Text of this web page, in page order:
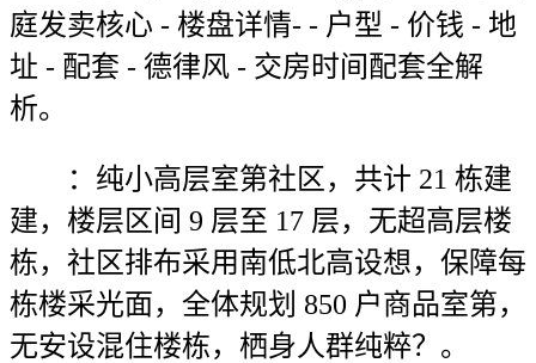
庭发卖核心 - 楼盘详情- - 户型 - 价钱 - 地
址 - 配套 - 德律风 - 交房时间配套全解
析。
：纯小高层室第社区，共计 21 栋建
建，楼层区间 9 层至 17 层，无超高层楼
栋，社区排布采用南低北高设想，保障每
栋楼采光面，全体规划 850 户商品室第，
无安设混住楼栋，栖身人群纯粹？。